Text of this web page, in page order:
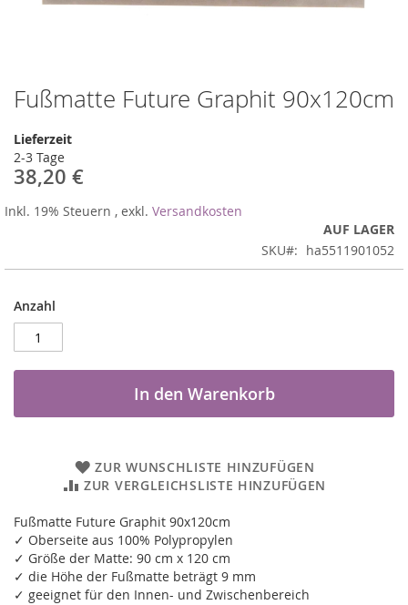
Fußmatte Future Graphit 90x120cm
Lieferzeit
2-3 Tage
38,20 €
Inkl. 19% Steuern , exkl. Versandkosten
AUF LAGER
SKU
ha5511901052
Anzahl
In den Warenkorb
ZUR WUNSCHLISTE HINZUFÜGEN
ZUR VERGLEICHSLISTE HINZUFÜGEN
Fußmatte Future Graphit 90x120cm
✓ Oberseite aus 100% Polypropylen
✓ Größe der Matte: 90 cm x 120 cm
✓ die Höhe der Fußmatte beträgt 9 mm
✓ geeignet für den Innen- und Zwischenbereich
Zum
Anfang
der
Bildergalerie
springen